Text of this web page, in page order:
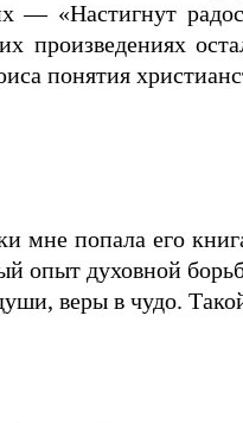
— «Настигнут
понятия
попала его
опыт духовной
веры в чудо.